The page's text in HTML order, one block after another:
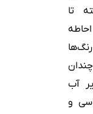
تا
آب
و